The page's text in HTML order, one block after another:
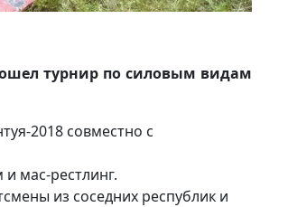
турнир по силовым видам
2018 совместно с
мас-рестлинг.
из соседних республик и